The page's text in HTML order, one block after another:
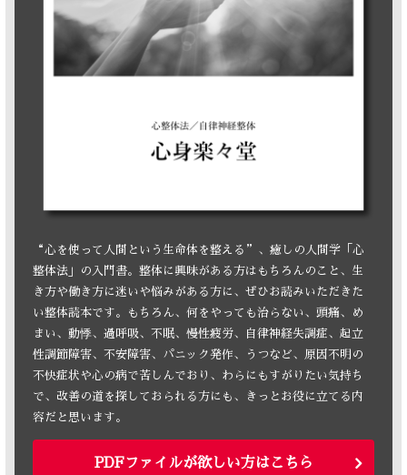
“心を使って人間という生命体を整える”、癒しの人間学「心
整体法」の入門書。整体に興味がある方はもちろんのこと、生
き方や働き方に迷いや悩みがある方に、ぜひお読みいただきた
い整体読本です。もちろん、何をやっても治らない、頭痛、め
まい、動悸、過呼吸、不眠、慢性疲労、自律神経失調症、起立
性調節障害、不安障害、パニック発作、うつなど、原因不明の
不快症状や心の病で苦しんでおり、わらにもすがりたい気持ち
で、改善の道を探しておられる方にも、きっとお役に立てる内
容だと思います。
PDFファイルが欲しい方はこちら